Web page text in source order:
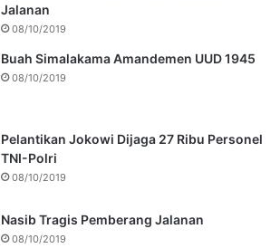
Jalanan
08/10/2019
Buah Simalakama Amandemen UUD 1945
08/10/2019
Pelantikan Jokowi Dijaga 27 Ribu Personel
TNI-Polri
08/10/2019
Nasib Tragis Pemberang Jalanan
08/10/2019